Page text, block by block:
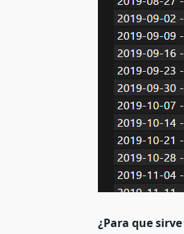
¿Para que